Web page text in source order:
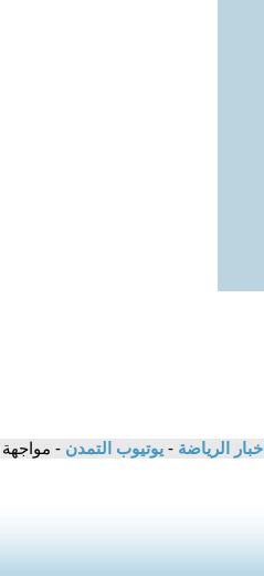
اخبار الرياضة - يوتيوب التمدن -